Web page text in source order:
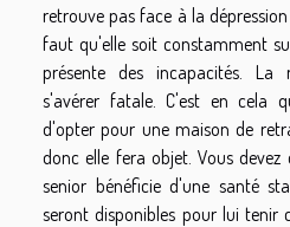
retrouve pas face à la
faut qu'elle soit constamment
présente des incapacités.
s'avérer fatale. C'est en cela
d'opter pour une maison de
donc elle fera objet. Vous
senior bénéficie d'une santé
seront disponibles pour lui tenir